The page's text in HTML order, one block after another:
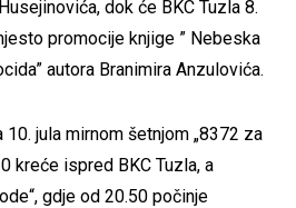
dok će BKC Tuzla 8.
promocije knjige ” Nebeska
autora Branimira Anzulovića.
jula mirnom šetnjom „8372 za
kreće ispred BKC Tuzla, a
gdje od 20.50 počinje